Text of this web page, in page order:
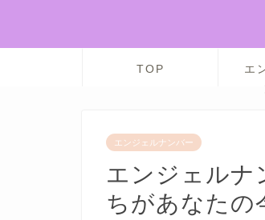
TOP
エ
エンジェルナンバー
エンジェルナ
ちがあなたの